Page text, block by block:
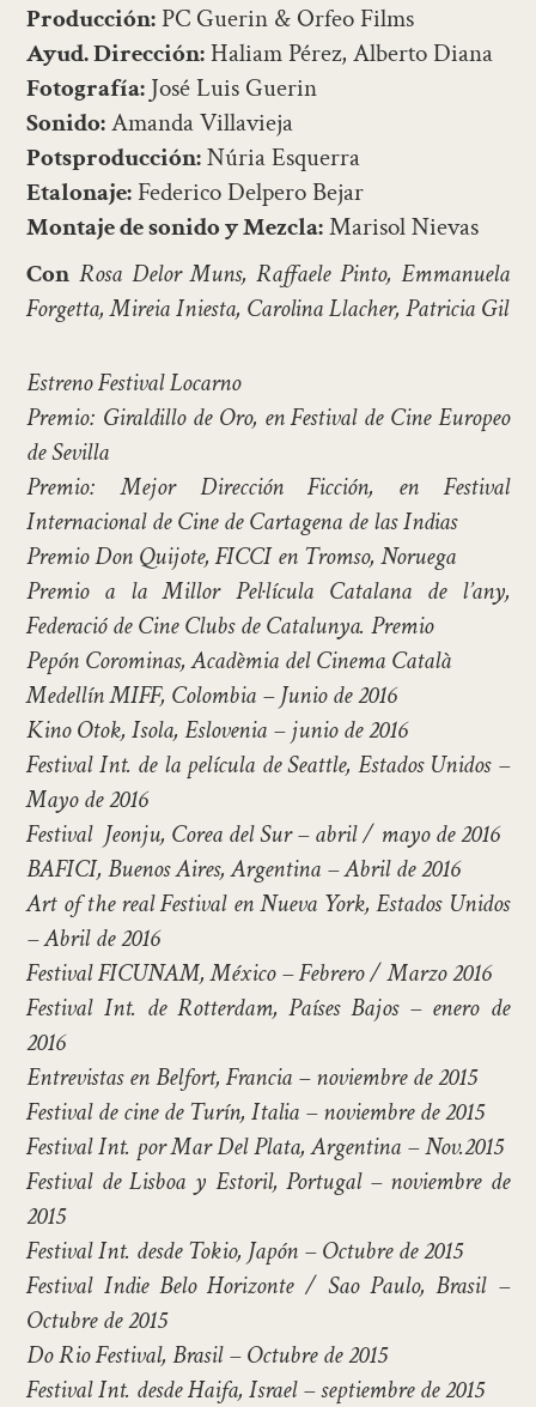
Producción: PC Guerin & Orfeo Films
Ayud. Dirección:Haliam Pérez, Alberto Diana
Fotografía: José Luis Guerin
Sonido:Amanda Villavieja
Potsproducción:Núria Esquerra
Etalonaje: Federico Delpero Bejar
Montaje de sonido y Mezcla:Marisol Nievas
Con Rosa Delor Muns, Raffaele Pinto, Emmanuela
Forgetta, Mireia Iniesta, Carolina Llacher, Patricia Gil
Estreno Festival Locarno
Premio: Giraldillo de Oro, en Festival de Cine Europeo
de Sevilla
Premio: Mejor Dirección Ficción, en Festival
Internacional de Cine de Cartagena de las Indias
Premio Don Quijote, FICCI en Tromso, Noruega
Premio a la Millor Pel·lícula Catalana de l’any,
Federació de Cine Clubs de Catalunya. Premio
Pepón Corominas, Acadèmia del Cinema Català
Medellín MIFF, Colombia – Junio ​​de 2016
Kino Otok, Isola, Eslovenia – junio de 2016
Festival Int. de la película de Seattle, Estados Unidos –
Mayo de 2016
Festival Jeonju, Corea del Sur – abril / mayo de 2016
BAFICI, Buenos Aires, Argentina – Abril de 2016
Art of the real Festival en Nueva York, Estados Unidos
– Abril de 2016
Festival FICUNAM, México – Febrero / Marzo 2016
Festival Int. de Rotterdam, Países Bajos – enero de
2016
Entrevistas en Belfort, Francia – noviembre de 2015
Festival de cine de Turín, Italia – noviembre de 2015
Festival Int. por Mar Del Plata, Argentina – Nov.2015
Festival de Lisboa y Estoril, Portugal – noviembre de
2015
Festival Int. desde Tokio, Japón – Octubre de 2015
Festival Indie Belo Horizonte / Sao Paulo, Brasil –
Octubre de 2015
Do Rio Festival, Brasil – Octubre de 2015
Festival Int. desde Haifa, Israel – septiembre de 2015